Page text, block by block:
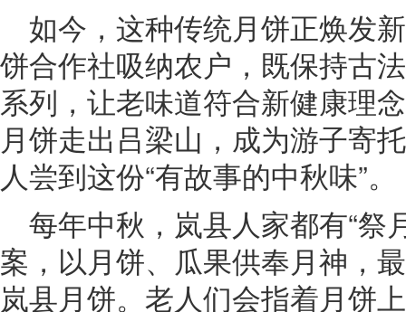
如今，这种传统月饼正焕发
饼合作社吸纳农户，既保持古
系列，让老味道符合新健康理
月饼走出吕梁山，成为游子寄
人尝到这份“有故事的中秋味”。
每年中秋，岚县人家都有“祭
案，以月饼、瓜果供奉月神，
岚县月饼。老人们会指着月饼